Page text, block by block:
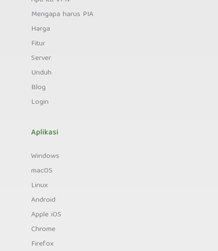
Mengapa harus PIA
Harga
Fitur
Server
Unduh
Blog
Login
Aplikasi
Windows
macOS
Linux
Android
Apple iOS
Chrome
Firefox